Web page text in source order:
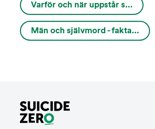
Varför och när uppstår s...
Män och självmord - fakta...